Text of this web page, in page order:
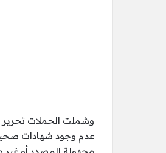
وشملت الحملات تحرير
عدم وجود شهادات